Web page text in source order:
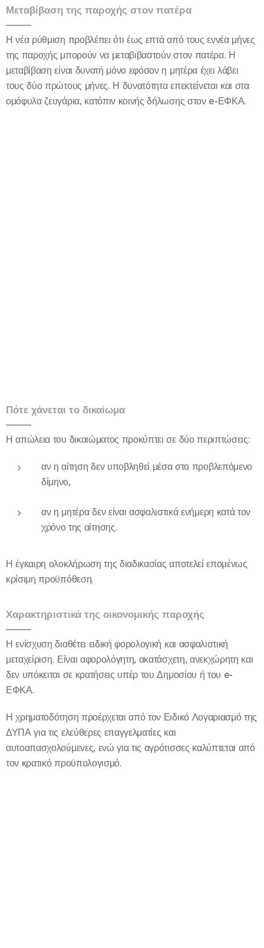
Μεταβίβαση της παροχής στον πατέρα
Η νέα ρύθμιση προβλέπει ότι έως επτά από τους εννέα μήνες
της παροχής μπορούν να μεταβιβαστούν στον πατέρα. Η
μεταβίβαση είναι δυνατή μόνο εφόσον η μητέρα έχει λάβει
τους δύο πρώτους μήνες. Η δυνατότητα επεκτείνεται και στα
ομόφυλα ζευγάρια, κατόπιν κοινής δήλωσης στον e-ΕΦΚΑ.
Πότε χάνεται το δικαίωμα
Η απώλεια του δικαιώματος προκύπτει σε δύο περιπτώσεις:
αν η αίτηση δεν υποβληθεί μέσα στο προβλεπόμενο
δίμηνο,
αν η μητέρα δεν είναι ασφαλιστικά ενήμερη κατά τον
χρόνο της αίτησης.
Η έγκαιρη ολοκλήρωση της διαδικασίας αποτελεί επομένως
κρίσιμη προϋπόθεση.
Χαρακτηριστικά της οικονομικής παροχής
Η ενίσχυση διαθέτει ειδική φορολογική και ασφαλιστική
μεταχείριση. Είναι αφορολόγητη, ακατάσχετη, ανεκχώρητη και
δεν υπόκειται σε κρατήσεις υπέρ του Δημοσίου ή του e-
ΕΦΚΑ.
Η χρηματοδότηση προέρχεται από τον Ειδικό Λογαριασμό της
ΔΥΠΑ για τις ελεύθερες επαγγελματίες και
αυτοαπασχολούμενες, ενώ για τις αγρότισσες καλύπτεται από
τον κρατικό προϋπολογισμό.